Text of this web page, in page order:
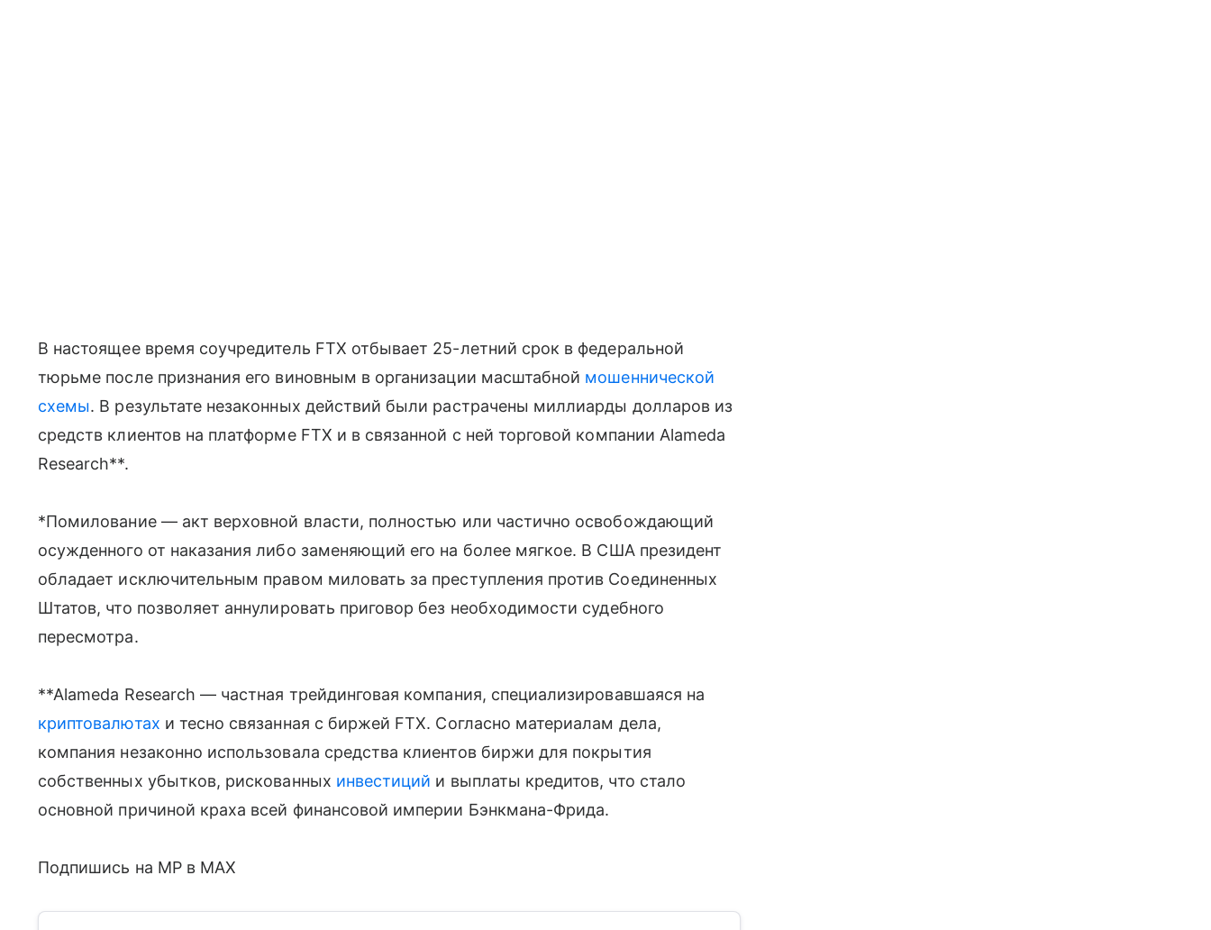
В настоящее время соучредитель FTX отбывает 25-летний срок в федеральной
тюрьме после признания его виновным в организации масштабной мошеннической
схемы. В результате незаконных действий были растрачены миллиарды долларов из
средств клиентов на платформе FTX и в связанной с ней торговой компании Alameda
Research**.
*Помилование — акт верховной власти, полностью или частично освобождающий
осужденного от наказания либо заменяющий его на более мягкое. В США президент
обладает исключительным правом миловать за преступления против Соединенных
Штатов, что позволяет аннулировать приговор без необходимости судебного
пересмотра.
**Alameda Research — частная трейдинговая компания, специализировавшаяся на
криптовалютах и тесно связанная с биржей FTX. Согласно материалам дела,
компания незаконно использовала средства клиентов биржи для покрытия
собственных убытков, рискованных инвестиций и выплаты кредитов, что стало
основной причиной краха всей финансовой империи Бэнкмана-Фрида.
Подпишись на MP в MAX